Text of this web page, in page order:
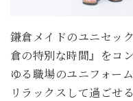
鎌倉メイドのユニセッ
倉の特別な時間』をコ
ゆる職場のユニフォー
リラックスして過ごせ